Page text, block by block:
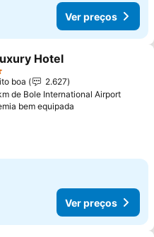
Ver preços
aos favoritos
Hotel
boa
2.627
de Bole International Airport
bem equipada
Ver preços